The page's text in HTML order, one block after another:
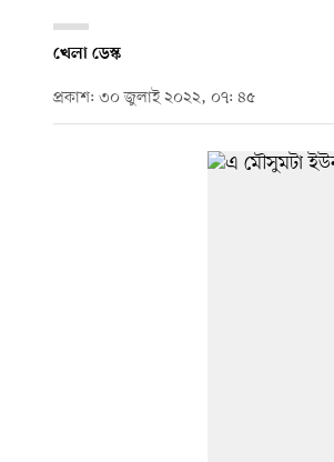
খেলা ডেস্ক
প্রকাশ: ৩০ জুলাই ২০২২, ০৭: ৪৫